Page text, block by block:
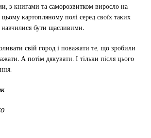
з книгами та саморозвитком виросло на
цьому картопляному полі серед своїх таких
бути щасливими.
свій город і поважати те, що зробили
А потім дякувати. І тільки після цього